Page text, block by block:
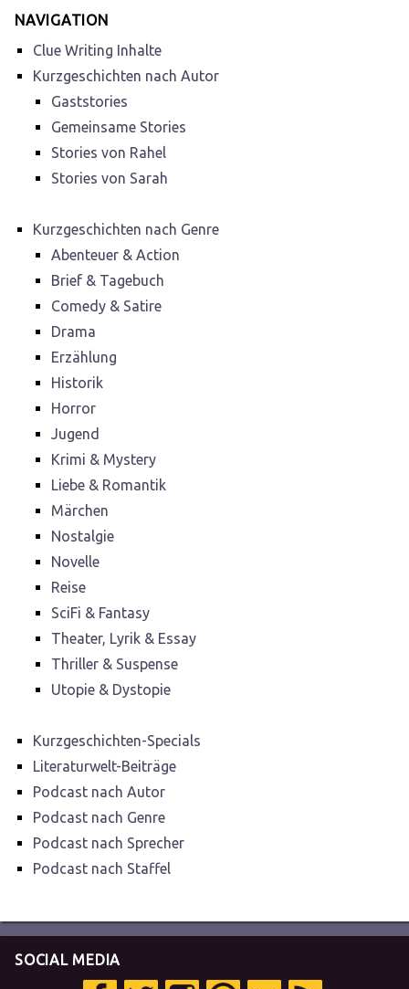
NAVIGATION
Clue Writing Inhalte
Kurzgeschichten nach Autor
Gaststories
Gemeinsame Stories
Stories von Rahel
Stories von Sarah
Kurzgeschichten nach Genre
Abenteuer & Action
Brief & Tagebuch
Comedy & Satire
Drama
Erzählung
Historik
Horror
Jugend
Krimi & Mystery
Liebe & Romantik
Märchen
Nostalgie
Novelle
Reise
SciFi & Fantasy
Theater, Lyrik & Essay
Thriller & Suspense
Utopie & Dystopie
Kurzgeschichten-Specials
Literaturwelt-Beiträge
Podcast nach Autor
Podcast nach Genre
Podcast nach Sprecher
Podcast nach Staffel
SOCIAL MEDIA